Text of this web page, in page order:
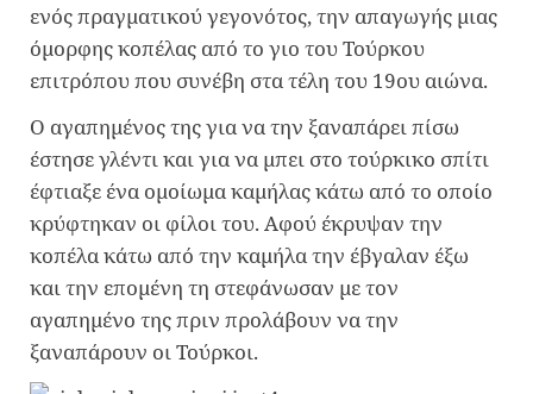
ενός πραγματικού γεγονότος, την απαγωγής μιας
όμορφης κοπέλας από το γιο του Τούρκου
επιτρόπου που συνέβη στα τέλη του 19ου αιώνα.
Ο αγαπημένος της για να την ξαναπάρει πίσω
έστησε γλέντι και για να μπει στο τούρκικο σπίτι
έφτιαξε ένα ομοίωμα καμήλας κάτω από το οποίο
κρύφτηκαν οι φίλοι του. Αφού έκρυψαν την
κοπέλα κάτω από την καμήλα την έβγαλαν έξω
και την επομένη τη στεφάνωσαν με τον
αγαπημένο της πριν προλάβουν να την
ξαναπάρουν οι Τούρκοι.